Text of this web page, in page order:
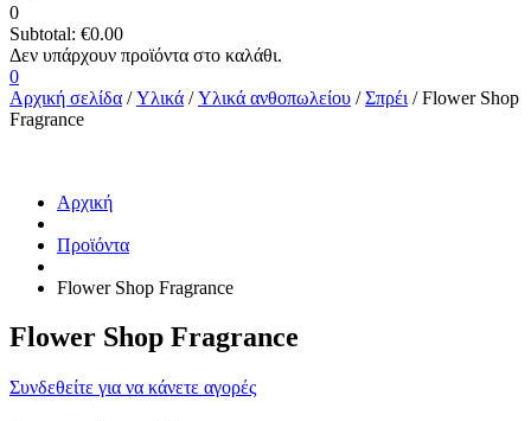
0
Subtotal: €0.00
0
Αρχική σελίδα /Υλικά /Υλικά ανθοπωλείου /Σπρέι / Flower Shop
Fragrance
Αρχική
Προϊόντα
Flower Shop Fragrance
Flower Shop Fragrance
Συνδεθείτε για να κάνετε αγορές